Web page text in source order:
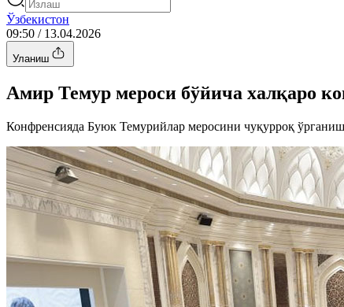
Ўзбекистон
09:50 / 13.04.2026
Уланиш
Амир Темур мероси бўйича халқаро
Конфренсияда Буюк Темурийлар меросини чуқурроқ